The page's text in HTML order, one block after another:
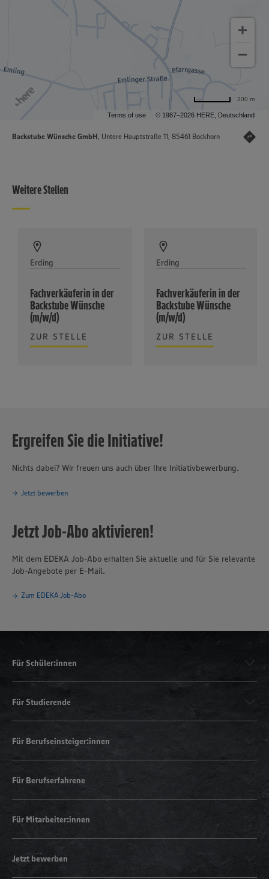
Terms of use © 1987–2026 HERE, Deutschland
200 m
Backstube Wünsche GmbH, Untere Hauptstraße 11, 85461 Bockhorn
Weitere Stellen
Erding
Fachverkäuferin in der
Backstube Wünsche
(m/w/d)
ZUR STELLE
Erding
Fachverkäuferin in der
Backstube Wünsche
(m/w/d)
ZUR STELLE
Ergreifen Sie die Initiative!
Nichts dabei? Wir freuen uns auch über Ihre Initiativbewerbung.
Jetzt bewerben
Jetzt Job-Abo aktivieren!
Mit dem EDEKA Job-Abo erhalten Sie aktuelle und für Sie relevante
Job-Angebote per E-Mail.
Zum EDEKA Job-Abo
Für Schüler:innen
Für Studierende
Für Berufseinsteiger:innen
Für Berufserfahrene
Für Mitarbeiter:innen
Jetzt bewerben